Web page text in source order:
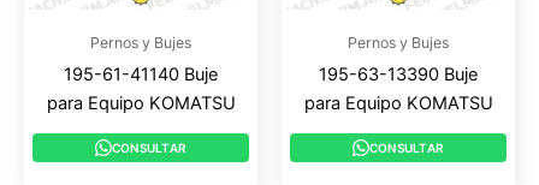
Pernos y Bujes
195-61-41140 Buje
para Equipo KOMATSU
CONSULTAR
Pernos y Bujes
195-63-13390 Buje
para Equipo KOMATSU
CONSULTAR